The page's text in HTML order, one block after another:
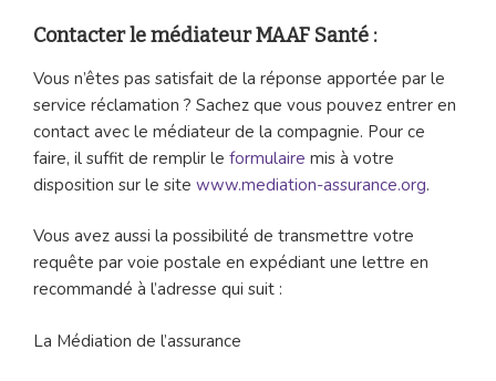
Contacter le médiateur MAAF Santé :
Vous n’êtes pas satisfait de la réponse apportée par le
service réclamation ? Sachez que vous pouvez entrer en
contact avec le médiateur de la compagnie. Pour ce
faire, il suffit de remplir le formulaire mis à votre
disposition sur le site www.mediation-assurance.org.
Vous avez aussi la possibilité de transmettre votre
requête par voie postale en expédiant une lettre en
recommandé à l’adresse qui suit :
La Médiation de l’assurance